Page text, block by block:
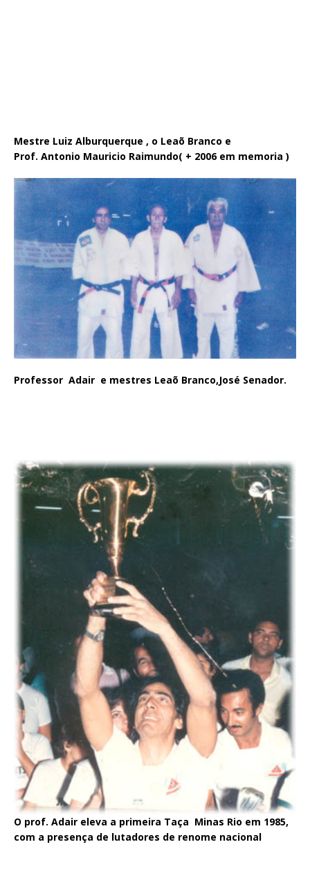
Mestre Luiz Alburquerque , o Leaõ Branco e
Prof. Antonio Mauricio Raimundo( + 2006 em memoria )
Professor Adair e mestres Leaõ Branco,José Senador.
O prof. Adair eleva a primeira Taça Minas Rio em 1985,
com a presença de lutadores de renome nacional